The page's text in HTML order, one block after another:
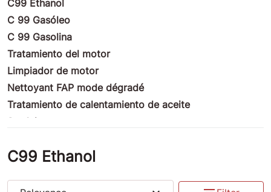
C99 Ethanol
C 99 Gasóleo
C 99 Gasolina
Tratamiento del motor
Limpiador de motor
Nettoyant FAP mode dégradé
Tratamiento de calentamiento de aceite
Produits nettoyants
Productos ULM
Tratamiento de la competencia
C99 Ethanol